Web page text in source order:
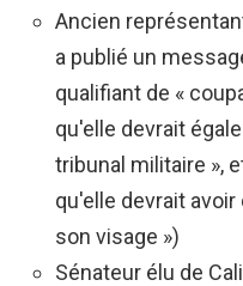
Ancien
a publié un
qualifiant de «
qu'elle devrait
tribunal militaire »,
qu'elle devrait
son visage »)
Sénateur élu de